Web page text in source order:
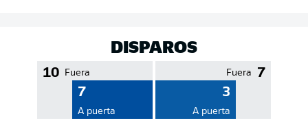
DISPAROS
10 Fuera
7
A puerta
7
Fuera
3
A puerta